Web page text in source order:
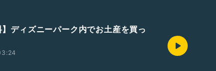
ディズニーパーク内でお土産を買っ